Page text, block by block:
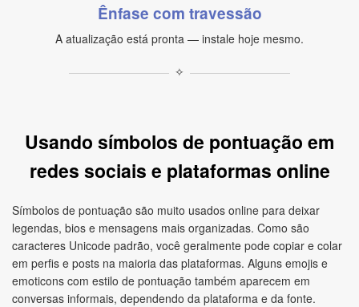
Ênfase com travessão
A atualização está pronta — instale hoje mesmo.
✧
Usando símbolos de pontuação em
redes sociais e plataformas online
Símbolos de pontuação são muito usados online para deixar
legendas, bios e mensagens mais organizadas. Como são
caracteres Unicode padrão, você geralmente pode copiar e colar
em perfis e posts na maioria das plataformas. Alguns emojis e
emoticons com estilo de pontuação também aparecem em
conversas informais, dependendo da plataforma e da fonte.